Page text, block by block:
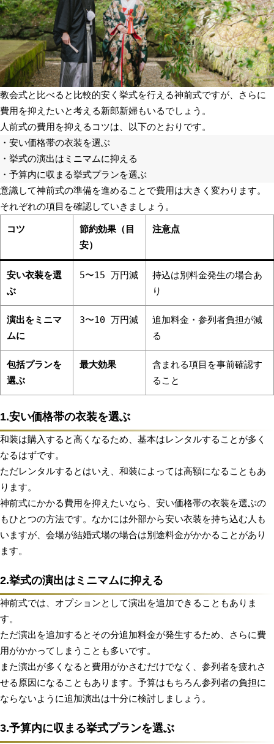
教会式と比べると比較的安く挙式を行える神前式ですが、さらに
費用を抑えたいと考える新郎新婦もいるでしょう。
人前式の費用を抑えるコツは、以下のとおりです。
・安い価格帯の衣装を選ぶ
・挙式の演出はミニマムに抑える
・予算内に収まる挙式プランを選ぶ
意識して神前式の準備を進めることで費用は大きく変わります。
それぞれの項目を確認していきましょう。
コツ
節約効果（目
安）
注意点
安い衣装を選
ぶ
5〜15 万円減
持込は別料金発生の場合あ
り
演出をミニマ
ムに
3〜10 万円減
追加料金・参列者負担が減
る
包括プランを
選ぶ
最大効果
含まれる項目を事前確認す
ること
1.安い価格帯の衣装を選ぶ
和装は購入すると高くなるため、基本はレンタルすることが多く
なるはずです。
ただレンタルするとはいえ、和装によっては高額になることもあ
ります。
神前式にかかる費用を抑えたいなら、安い価格帯の衣装を選ぶの
もひとつの方法です。なかには外部から安い衣装を持ち込む人も
いますが、会場が結婚式場の場合は別途料金がかかることがあり
ます。
2.挙式の演出はミニマムに抑える
神前式では、オプションとして演出を追加できることもありま
す。
ただ演出を追加するとその分追加料金が発生するため、さらに費
用がかかってしまうことも多いです。
また演出が多くなると費用がかさむだけでなく、参列者を疲れさ
せる原因になることもあります。予算はもちろん参列者の負担に
ならないように追加演出は十分に検討しましょう。
3.予算内に収まる挙式プランを選ぶ